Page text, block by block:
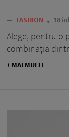
— FASHION 18
Alege, pentru o
combinația
+ MAI MULTE